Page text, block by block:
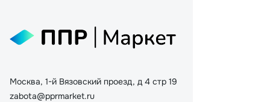
Москва, 1-й Вязовский проезд, д 4 стр 19
zabota@pprmarket.ru